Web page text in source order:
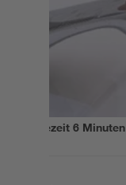
Lesezeit6 Minuten